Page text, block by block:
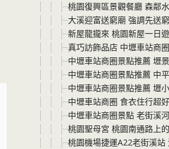
桃園復興區景觀餐廳 森鄰
大溪迎富送窮廟 強調先送
新屋龍攏來 桃園新屋一日
真巧訪飾品店 中壢車站商
中壢車站商圈景點推薦 壢
中壢車站商圈景點推薦 中
中壢車站商圈景點推薦 壢
中壢車站商圈 食衣住行超
中壢車站商圈景點 老街溪
桃園聖母宮 桃園南通路上
桃園機場捷運A22老街溪